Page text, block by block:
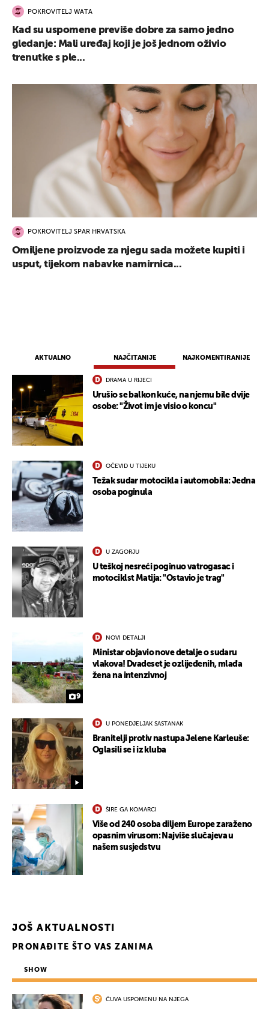
AKTUALNO NAJČITANIJE NAJKOMENTIRANIJE
DRAMA U RIJECI
Urušio se balkon kuće, na njemu bile dvije
osobe: "Život im je visio o koncu"
OČEVID U TIJEKU
Težak sudar motocikla i automobila: Jedna
osoba poginula
U ZAGORJU
U teškoj nesreći poginuo vatrogasac i
motociklst Matija: "Ostavio je trag"
9
NOVI DETALJI
Ministar objavio nove detalje o sudaru
vlakova! Dvadeset je ozlijeđenih, mlađa
žena na intenzivnoj
U PONEDJELJAK SASTANAK
Branitelji protiv nastupa Jelene Karleuše:
Oglasili se i iz kluba
ŠIRE GA KOMARCI
Više od 240 osoba diljem Europe zaraženo
opasnim virusom: Najviše slučajeva u
našem susjedstvu
JOŠ AKTUALNOSTI
POKROVITELJ WATA
Kad su uspomene previše dobre za samo jedno
gledanje: Mali uređaj koji je još jednom oživio
trenutke s ple...
POKROVITELJ SPAR HRVATSKA
Omiljene proizvode za njegu sada možete kupiti i
usput, tijekom nabavke namirnica...
PRONAĐITE ŠTO VAS ZANIMA
SHOW
ČUVA USPOMENU NA NJEGA